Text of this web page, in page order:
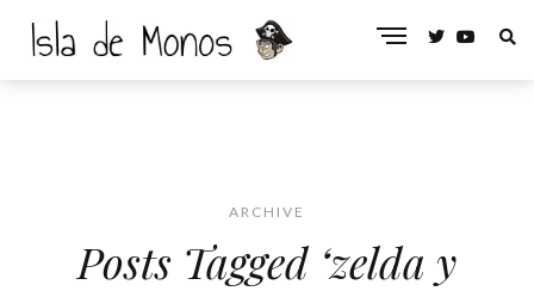
ARCHIVE
Posts Tagged ‘zelda y